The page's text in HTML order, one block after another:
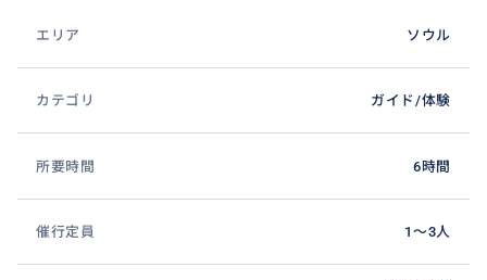
エリア ソウル
カテゴリ ガイド/体験
所要時間 6時間
催行定員 1〜3人